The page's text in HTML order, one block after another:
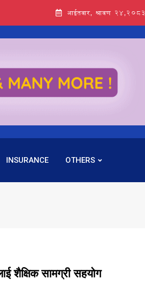
आईतवार, श्रावण २४,२०८३
INSURANCE OTHERS
शैक्षिक सामग्री सहयोग